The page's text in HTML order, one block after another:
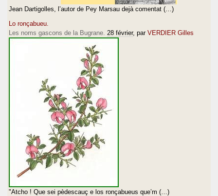
Jean Dartigolles, l’autor de Pey Marsau dejà comentat (…)
Lo ronçabueu.
Les noms gascons de la Bugrane. 28 février, par VERDIER Gilles
"Atcho ! Que sei pèdescauç e los ronçabueus que’m (…)